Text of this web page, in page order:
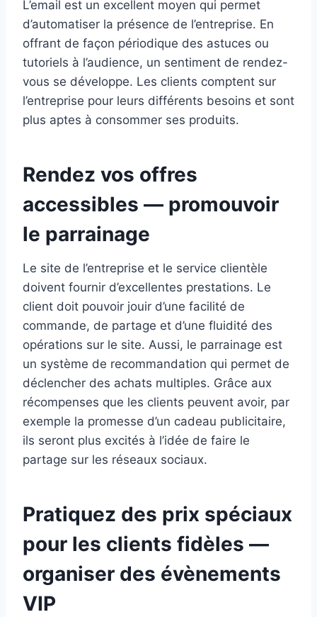
L’email est un excellent moyen qui permet
d’automatiser la présence de l’entreprise. En
offrant de façon périodique des astuces ou
tutoriels à l’audience, un sentiment de rendez-
vous se développe. Les clients comptent sur
l’entreprise pour leurs différents besoins et sont
plus aptes à consommer ses produits.
Rendez vos offres
accessibles — promouvoir
le parrainage
Le site de l’entreprise et le service clientèle
doivent fournir d’excellentes prestations. Le
client doit pouvoir jouir d’une facilité de
commande, de partage et d’une fluidité des
opérations sur le site. Aussi, le parrainage est
un système de recommandation qui permet de
déclencher des achats multiples. Grâce aux
récompenses que les clients peuvent avoir, par
exemple la promesse d’un cadeau publicitaire,
ils seront plus excités à l’idée de faire le
partage sur les réseaux sociaux.
Pratiquez des prix spéciaux
pour les clients fidèles —
organiser des évènements
VIP